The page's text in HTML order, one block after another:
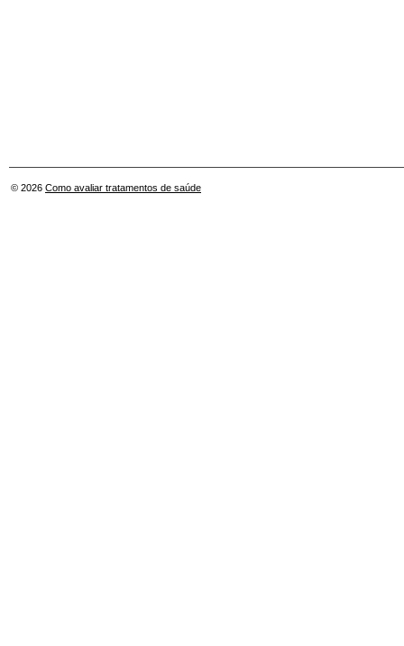
© 2026 Como avaliar tratamentos de saúde